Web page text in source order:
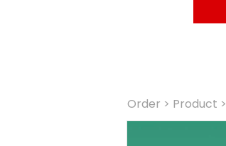
Order > Product >